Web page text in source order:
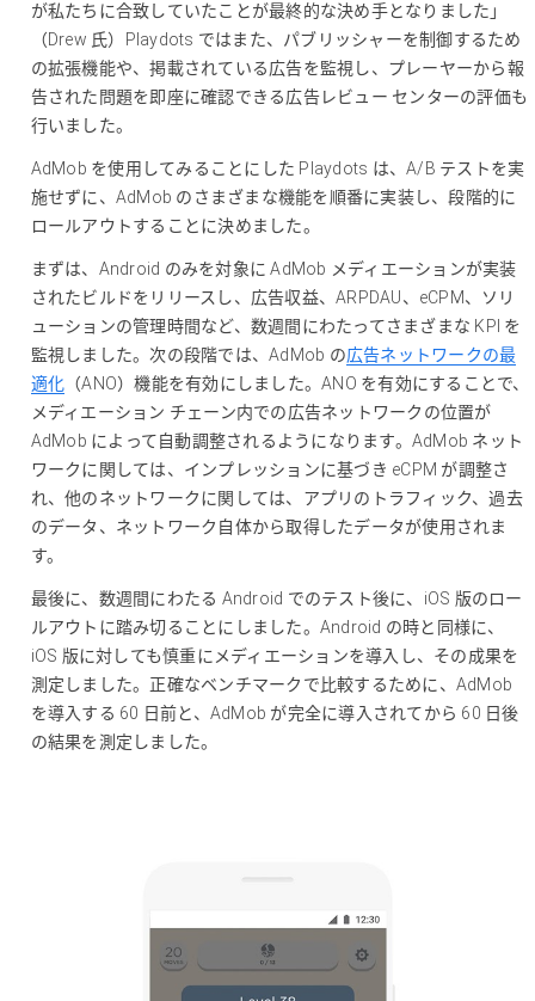
が私たちに合致していたことが最終的な決め手となりました」
（Drew 氏）Playdots ではまた、パブリッシャーを制御するため
の拡張機能や、掲載されている広告を監視し、プレーヤーから報
告された問題を即座に確認できる広告レビュー センターの評価も
行いました。
AdMob を使用してみることにした Playdots は、A/B テストを実
施せずに、AdMob のさまざまな機能を順番に実装し、段階的に
ロールアウトすることに決めました。
まずは、Android のみを対象に AdMob メディエーションが実装
されたビルドをリリースし、広告収益、ARPDAU、eCPM、ソリ
ューションの管理時間など、数週間にわたってさまざまな KPI を
監視しました。次の段階では、AdMob の広告ネットワークの最
適化 （ANO）機能を有効にしました。ANO を有効にすることで、
メディエーション チェーン内での広告ネットワークの位置が
AdMob によって自動調整されるようになります。AdMob ネット
ワークに関しては、インプレッションに基づき eCPM が調整さ
れ、他のネットワークに関しては、アプリのトラフィック、過去
のデータ、ネットワーク自体から取得したデータが使用されま
す。
最後に、数週間にわたる Android でのテスト後に、iOS 版のロー
ルアウトに踏み切ることにしました。Android の時と同様に、
iOS 版に対しても慎重にメディエーションを導入し、その成果を
測定しました。正確なベンチマークで比較するために、AdMob
を導入する 60 日前と、AdMob が完全に導入されてから 60 日後
の結果を測定しました。